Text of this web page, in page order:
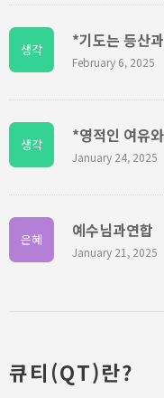
생각 *기도는 등산
February 6, 2025
생각 *영적인 여유
January 24, 2025
은혜 예수님과연합
January 21, 2025
큐티(QT)란?